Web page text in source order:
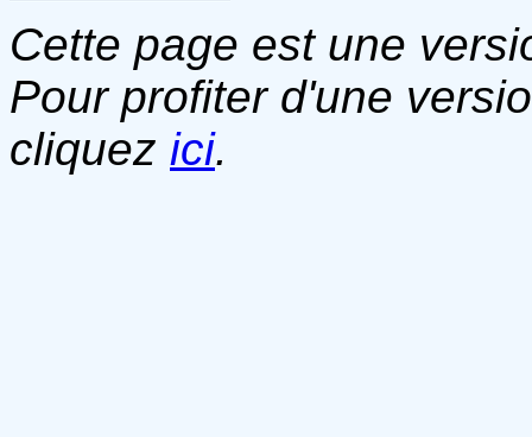
Cette page est une
Pour profiter d'une
cliquez ici.